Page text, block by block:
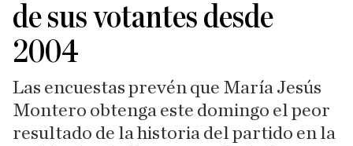
de sus votantes desde
2004
Las encuestas prevén que María Jesús
Montero obtenga este domingo el peor
resultado de la historia del partido en la